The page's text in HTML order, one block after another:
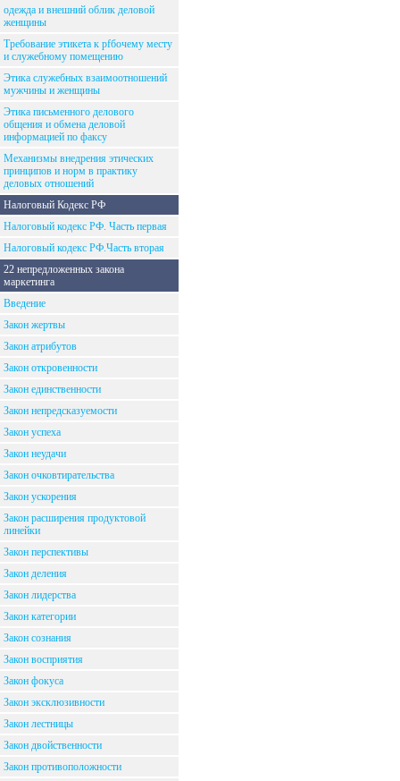
одежда и внешний облик деловой
женщины
Требование этикета к рfбочему месту
и служебному помещению
Этика служебных взаимоотношений
мужчины и женщины
Этика письменного делового
общения и обмена деловой
информацией по факсу
Механизмы внедрения этических
принципов и норм в практику
деловых отношений
Налоговый Кодекс РФ
Налоговый кодекс РФ. Часть первая
Налоговый кодекс РФ.Часть вторая
22 непредложенных закона
маркетинга
Введение
Закон жертвы
Закон атрибутов
Закон откровенности
Закон единственности
Закон непредсказуемости
Закон успеха
Закон неудачи
Закон очковтирательства
Закон ускорения
Закон расширения продуктовой
линейки
Закон перспективы
Закон деления
Закон лидерства
Закон категории
Закон сознания
Закон восприятия
Закон фокуса
Закон эксклюзивности
Закон лестницы
Закон двойственности
Закон противоположности